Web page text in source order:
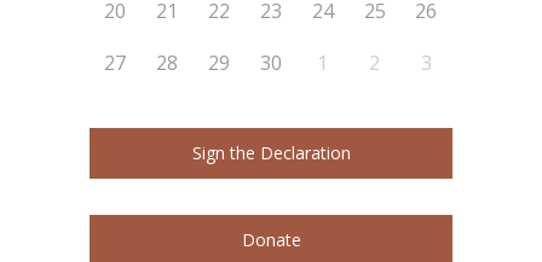
20 21 22 23 24 25
26
27
28 29 30 1 2 3
Sign the Declaration
Donate